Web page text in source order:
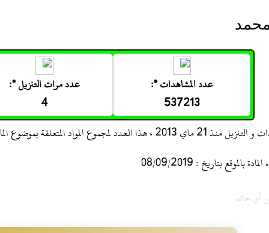
عدد المشاهدات *:
537213
عدد مرات التنزيل *:
4
العدد لمجموع المواد المتعلقة بموضوع المادة
بتاريخ : 08/09/2019
أبي حاتم